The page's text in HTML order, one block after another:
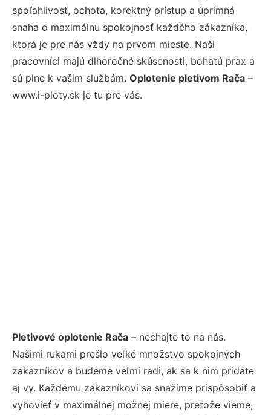
spoľahlivosť, ochota, korektný prístup a úprimná
snaha o maximálnu spokojnosť každého zákazníka,
ktorá je pre nás vždy na prvom mieste. Naši
pracovníci majú dlhoročné skúsenosti, bohatú prax a
sú plne k vašim službám. Oplotenie pletivom Rača –
www.i-ploty.sk je tu pre vás.
Pletivové oplotenie Rača – nechajte to na nás.
Našimi rukami prešlo veľké množstvo spokojných
zákazníkov a budeme veľmi radi, ak sa k nim pridáte
aj vy. Každému zákazníkovi sa snažíme prispôsobiť a
vyhovieť v maximálnej možnej miere, pretože vieme,